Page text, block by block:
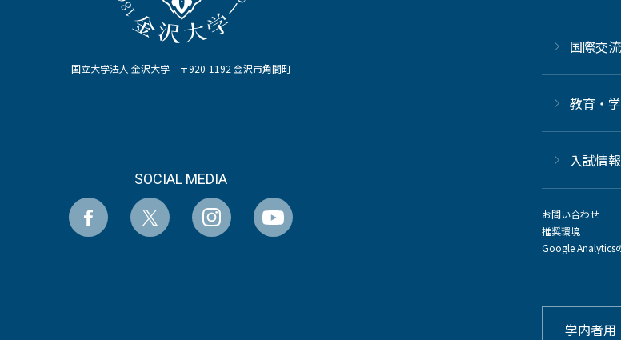
国立大学法人 金沢大学 〒920-1192 金沢市角間町
SOCIAL MEDIA
国際交
教育・
⼊試情
お問い合わせ
推奨環境
Google Analytics
学内者用